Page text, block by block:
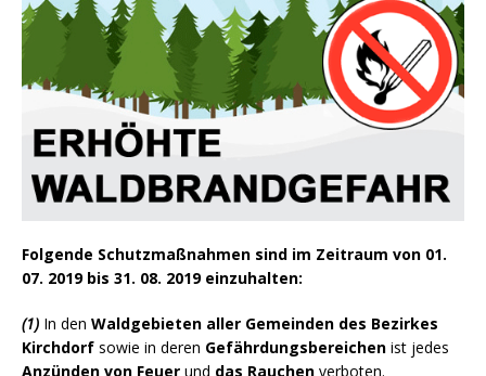
Folgende Schutzmaßnahmen sind im Zeitraum von 01.
07. 2019 bis 31. 08. 2019 einzuhalten:
(1) In den Waldgebieten aller Gemeinden des Bezirkes
Kirchdorf sowie in deren Gefährdungsbereichen ist jedes
Anzünden von Feuer und das Rauchen verboten.